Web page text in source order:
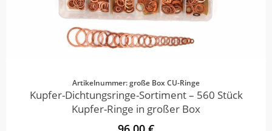
Artikelnummer: große Box CU-Ringe
Kupfer-Dichtungsringe-Sortiment – 560 Stück
Kupfer-Ringe in großer Box